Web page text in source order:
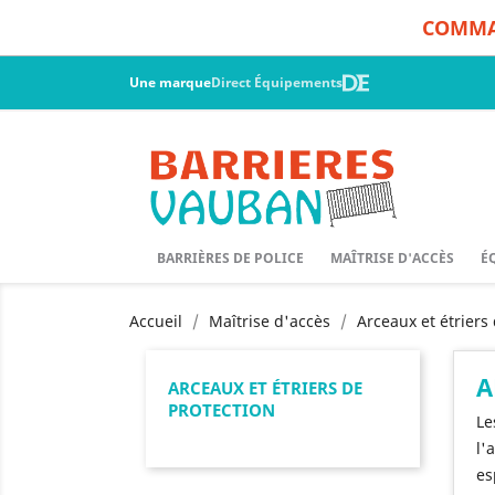
Une marqueDirect Équipements
BARRIÈRES DE POLICE MAÎTRISE D'ACCÈS
Accueil Maîtrise d'accès Arceaux et
ARCEAUX ET ÉTRIERS DE
PROTECTION